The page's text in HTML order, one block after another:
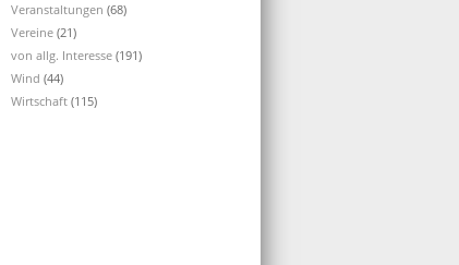
Veranstaltungen (68)
Vereine (21)
von allg. Interesse (191)
Wind (44)
Wirtschaft (115)